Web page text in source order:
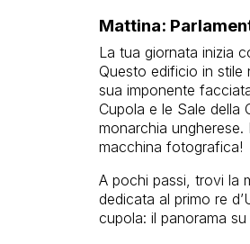
Mattina:
La tua giornata inizia
Questo edificio in stile
sua imponente
Cupola e le Sale della
monarchia
macchina fotografica!
A pochi passi, trovi la
dedicata al primo re
cupola: il panorama